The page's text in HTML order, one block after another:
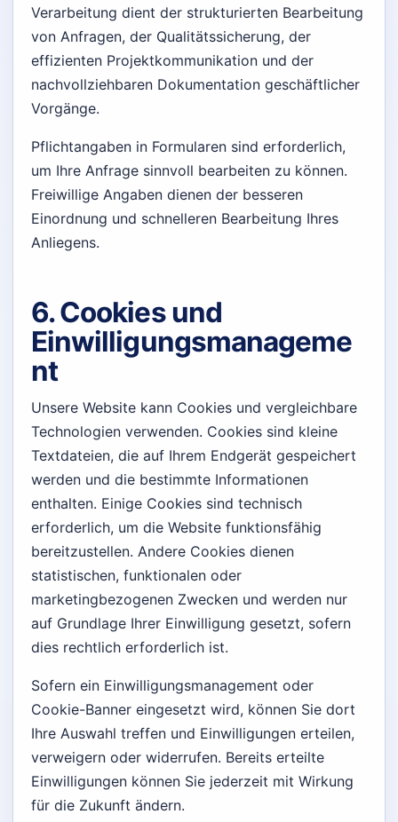
Verarbeitung dient der strukturierten Bearbeitung
von Anfragen, der Qualitätssicherung, der
effizienten Projektkommunikation und der
nachvollziehbaren Dokumentation geschäftlicher
Vorgänge.
Pflichtangaben in Formularen sind erforderlich,
um Ihre Anfrage sinnvoll bearbeiten zu können.
Freiwillige Angaben dienen der besseren
Einordnung und schnelleren Bearbeitung Ihres
Anliegens.
6. Cookies und
Einwilligungsmanageme
nt
Unsere Website kann Cookies und vergleichbare
Technologien verwenden. Cookies sind kleine
Textdateien, die auf Ihrem Endgerät gespeichert
werden und die bestimmte Informationen
enthalten. Einige Cookies sind technisch
erforderlich, um die Website funktionsfähig
bereitzustellen. Andere Cookies dienen
statistischen, funktionalen oder
marketingbezogenen Zwecken und werden nur
auf Grundlage Ihrer Einwilligung gesetzt, sofern
dies rechtlich erforderlich ist.
Sofern ein Einwilligungsmanagement oder
Cookie-Banner eingesetzt wird, können Sie dort
Ihre Auswahl treffen und Einwilligungen erteilen,
verweigern oder widerrufen. Bereits erteilte
Einwilligungen können Sie jederzeit mit Wirkung
für die Zukunft ändern.